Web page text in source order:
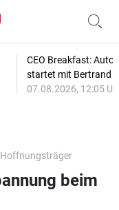
CEO Breakfast:
startet mit Bertrand
07.08.2026, 12:05
Hoffnungsträger
beim